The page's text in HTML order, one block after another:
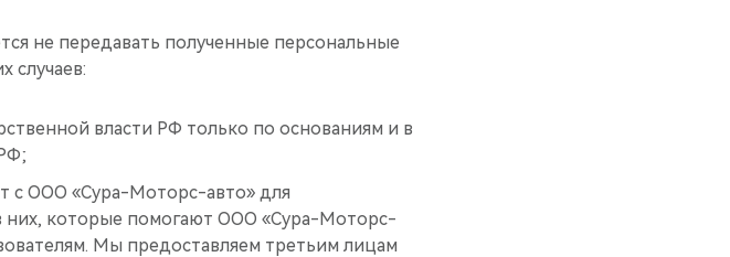
не передавать полученные персональные
случаев:
власти РФ только по основаниям и в
с ООО «Сура-Моторс-авто» для
них, которые помогают ООО «Сура-Моторс-
Мы предоставляем третьим лицам